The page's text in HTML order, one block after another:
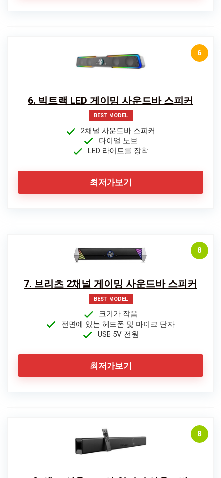
6
6. 빅트랙 LED 게이밍 사운드바 스피커
BEST MODEL
2채널 사운드바 스피커
다이얼 노브
LED 라이트를 장착
최저가보기
8
7. 브리츠 2채널 게이밍 사운드바 스피커
BEST MODEL
크기가 작음
전면에 있는 헤드폰 및 마이크 단자
USB 5V 전원
최저가보기
8